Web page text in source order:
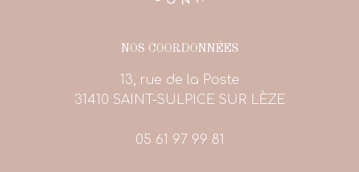
NOS COORDONNÉES
13, rue de la Poste
31410 SAINT-SULPICE SUR LÈZE
05 61 97 99 81